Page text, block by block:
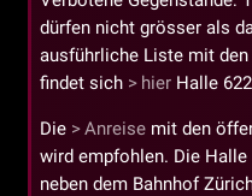
dürfen nicht grösser als
ausführliche Liste mit
findet sich
hier Halle
Die Anreise mit den
wird empfohlen. Die
neben dem Bahnhof